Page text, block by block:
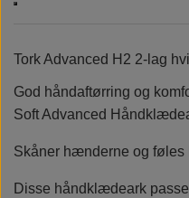
Tork Advanced H2 2-lag
God håndaftørring og
Soft Advanced
Skåner hænderne og føles
Disse håndklædeark